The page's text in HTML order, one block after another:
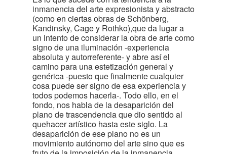
inmanencia del arte expresionista y abstracto
(como en ciertas obras de Schönberg,
Kandinsky, Cage y Rothko),que da lugar a
un intento de considerar la obra de arte como
signo de una iluminación -experiencia
absoluta y autorreferente- y abre así el
camino para una estetización general y
genérica -puesto que finalmente cualquier
cosa puede ser signo de esa experiencia y
todos podemos hacerla-. Todo ello, en el
fondo, nos habla de la desaparición del
plano de trascendencia que dio sentido al
quehacer artístico hasta este siglo. La
desaparición de ese plano no es un
movimiento autónomo del arte sino que es